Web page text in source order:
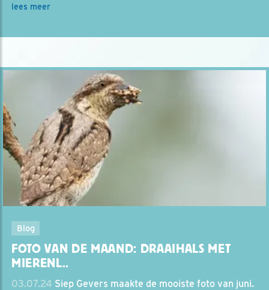
lees meer
Blog
FOTO VAN DE MAAND: DRAAIHALS MET
MIERENL..
03.07.24 Siep Gevers maakte de mooiste foto van juni.